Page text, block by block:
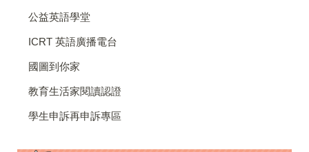
公益英語學堂
ICRT 英語廣播電台
國圖到你家
教育生活家閱讀認證
學生申訴再申訴專區